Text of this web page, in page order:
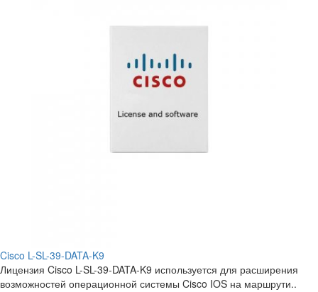
Cisco L-SL-39-DATA-K9
Лицензия Cisco L-SL-39-DATA-K9 используется для расширения
возможностей операционной системы Cisco IOS на маршрути..